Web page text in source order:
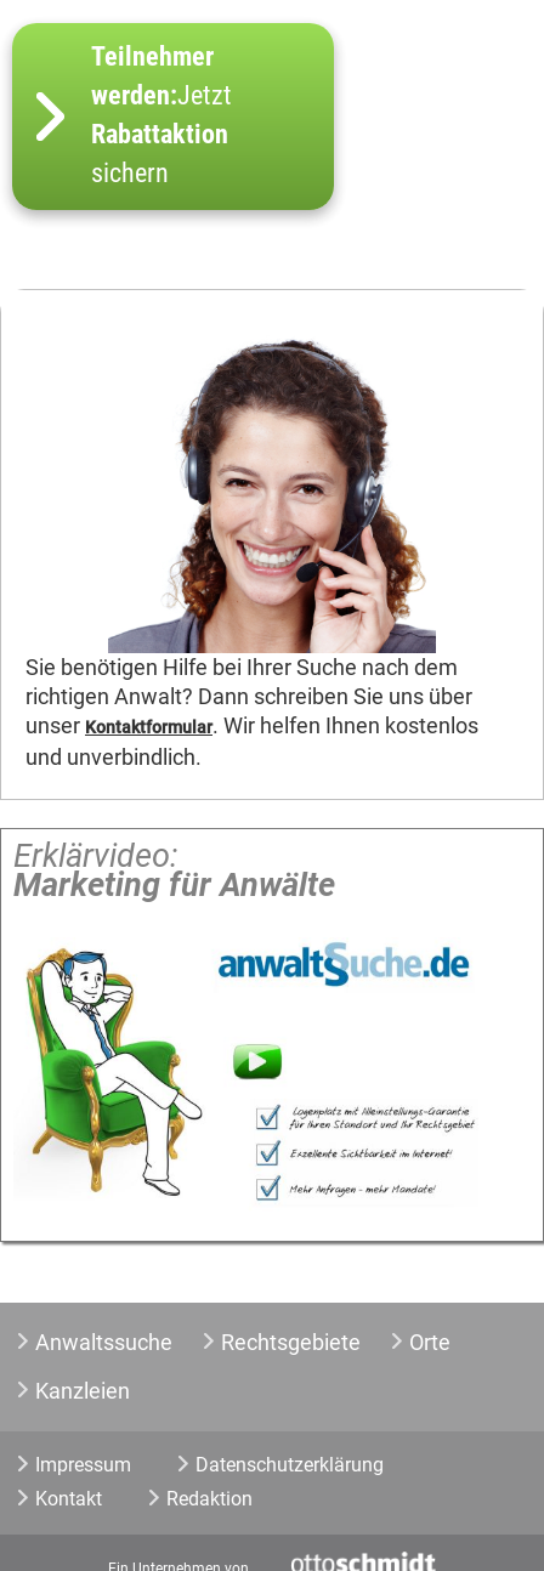
Teilnehmer
werden:Jetzt
Rabattaktion
sichern
Sie benötigen Hilfe bei Ihrer Suche nach dem
richtigen Anwalt? Dann schreiben Sie uns über
unser Kontaktformular. Wir helfen Ihnen kostenlos
und unverbindlich.
Erklärvideo:
Marketing für Anwälte
Anwaltssuche Rechtsgebiete
Orte
Kanzleien
Impressum
Datenschutzerklärung
Kontakt
Redaktion